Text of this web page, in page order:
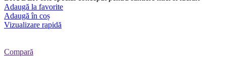
Adaugă la favorite
Adaugă în coș
Vizualizare rapidă
Compară